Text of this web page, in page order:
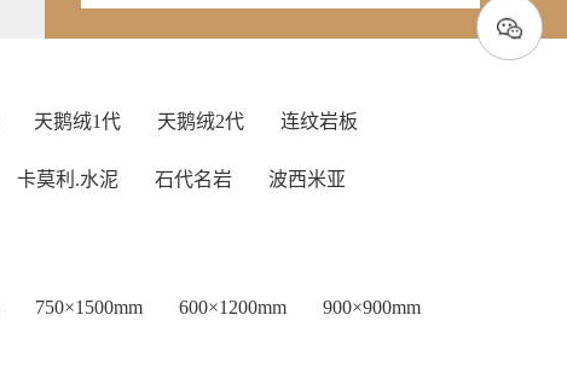
天鹅绒1代 天鹅绒2代 连纹岩板
卡莫利.水泥 石代名岩 波西米亚
750×1500mm 600×1200mm 900×900mm